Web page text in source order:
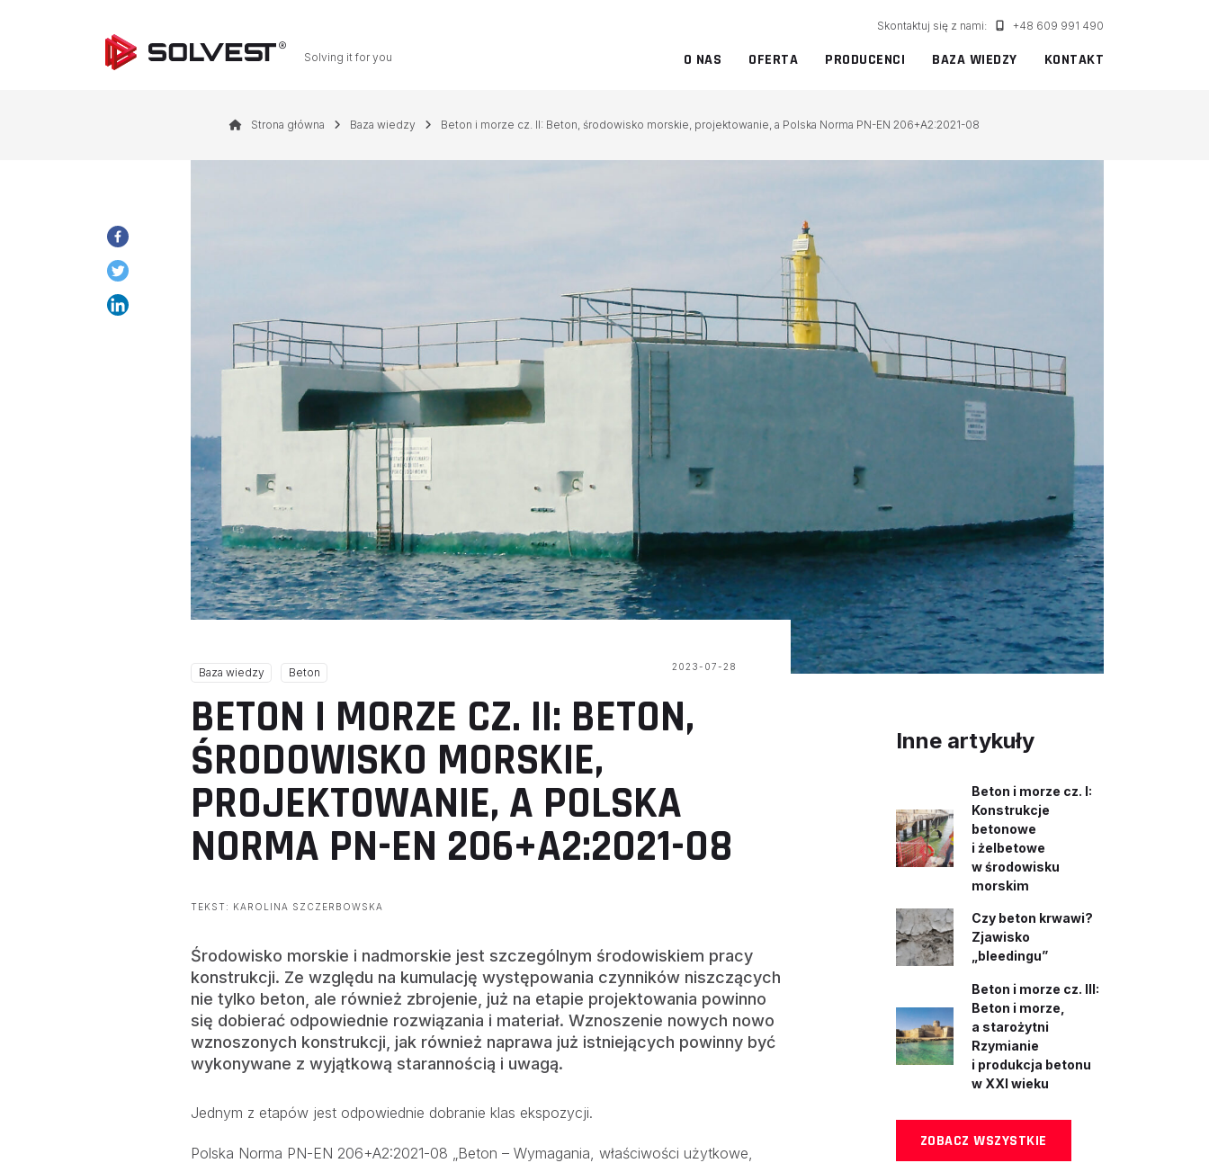
Skontaktuj się z nami: +48 609 991 490
Solving it for you O NAS OFERTA PRODUCENCI BAZA WIEDZY KONTAKT
Strona główna Baza wiedzy Beton i morze cz. II: Beton, środowisko morskie, projektowanie, a Polska Norma PN-EN 206+A2:2021-08
Baza wiedzy Beton 2023-07-28
BETON I MORZE CZ. II: BETON,
ŚRODOWISKO MORSKIE,
PROJEKTOWANIE, A POLSKA
NORMA PN-EN 206+A2:2021-08
TEKST: KAROLINA SZCZERBOWSKA
Środowisko morskie i nadmorskie jest szczególnym środowiskiem pracy
konstrukcji. Ze względu na kumulację występowania czynników niszczących
nie tylko beton, ale również zbrojenie, już na etapie projektowania powinno
się dobierać odpowiednie rozwiązania i materiał. Wznoszenie nowych nowo
wznoszonych konstrukcji, jak również naprawa już istniejących powinny być
wykonywane z wyjątkową starannością i uwagą.
Jednym z etapów jest odpowiednie dobranie klas ekspozycji.
Polska Norma PN-EN 206+A2:2021-08 „Beton – Wymagania, właściwości użytkowe,
Inne artykuły
Beton i morze cz. I:
Konstrukcje
betonowe
i żelbetowe
w środowisku
morskim
Czy beton krwawi?
Zjawisko
„bleedingu”
Beton i morze cz. III:
Beton i morze,
a starożytni
Rzymianie
i produkcja betonu
w XXI wieku
ZOBACZ WSZYSTKIE